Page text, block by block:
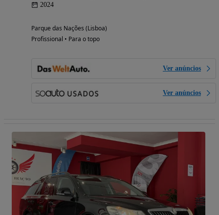
2024
Parque das Nações (Lisboa)
Profissional • Para o topo
Ver anúncios
Ver anúncios